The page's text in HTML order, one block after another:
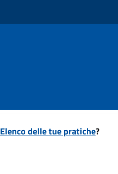
Elenco delle tue pratiche?